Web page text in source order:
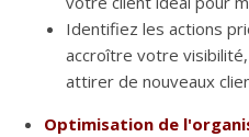
Identifiez les actions
accroître votre
attirer de nouveaux
Optimisation de